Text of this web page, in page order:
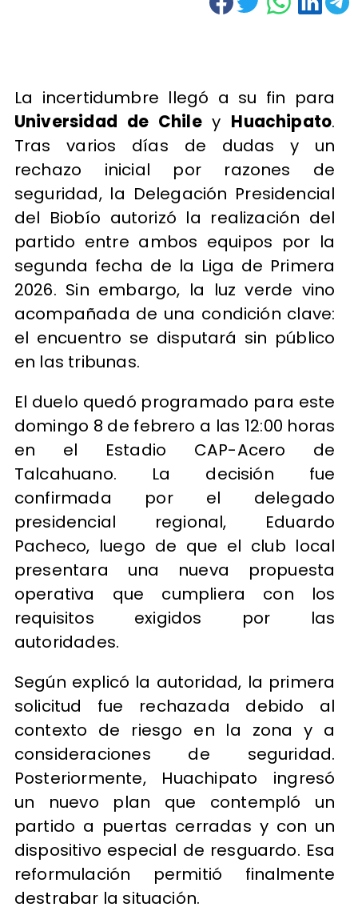
La incertidumbre llegó a su fin para
Universidad de Chiley Huachipato.
Tras varios días de dudas y un
rechazo inicial por razones de
seguridad, la Delegación Presidencial
del Biobío autorizó la realización del
partido entre ambos equipos por la
segunda fecha de la Liga de Primera
2026. Sin embargo, la luz verde vino
acompañada de una condición clave:
el encuentro se disputará sin público
en las tribunas.
El duelo quedó programado para este
domingo 8 de febrero a las 12:00 horas
en el Estadio CAP-Acero de
Talcahuano. La decisión fue
confirmada por el delegado
presidencial regional, Eduardo
Pacheco, luego de que el club local
presentara una nueva propuesta
operativa que cumpliera con los
requisitos exigidos por las
autoridades.
Según explicó la autoridad, la primera
solicitud fue rechazada debido al
contexto de riesgo en la zona y a
consideraciones de seguridad.
Posteriormente, Huachipato ingresó
un nuevo plan que contempló un
partido a puertas cerradas y con un
dispositivo especial de resguardo. Esa
reformulación permitió finalmente
destrabar la situación.